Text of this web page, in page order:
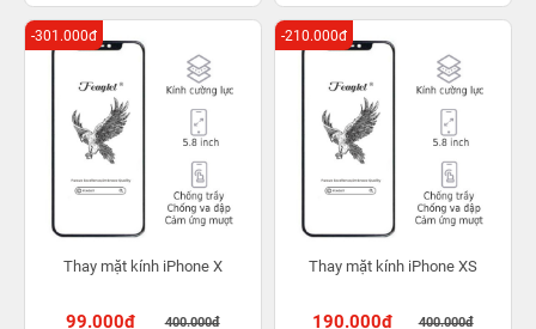
Thay mặt kính iPhone X
99.000đ 400.000đ
-301.000đ
Thay mặt kính iPhone XS
190.000đ 400.000đ
-210.000đ